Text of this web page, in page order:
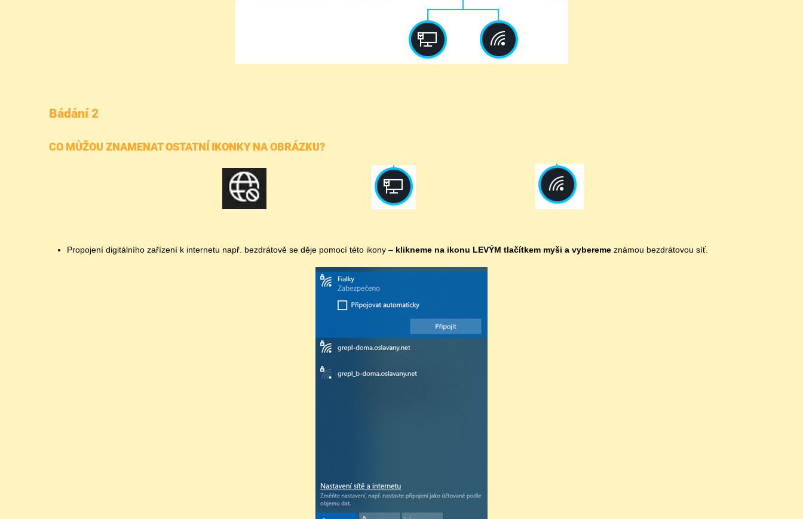
Bádání 2
CO MŮŽOU ZNAMENAT OSTATNÍ IKONKY NA OBRÁZKU?
Propojení digitálního zařízení k internetu např. bezdrátově se děje pomocí této ikony – klikneme na ikonu LEVÝM tlačítkem myši a vybereme známou bezdrátovou síť.